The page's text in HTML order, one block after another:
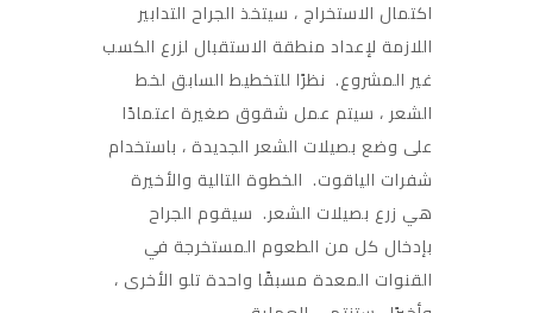
اكتمال الاستخراج ، سيتخذ الجراح التدابير
اللازمة لإعداد منطقة الاستقبال لزرع الكسب
غير المشروع. نظرًا للتخطيط السابق لخط
الشعر ، سيتم عمل شقوق صغيرة اعتمادًا
على وضع بصيلات الشعر الجديدة ، باستخدام
شفرات الياقوت. الخطوة التالية والأخيرة
هي زرع بصيلات الشعر. سيقوم الجراح
بإدخال كل من الطعوم المستخرجة في
القنوات المعدة مسبقًا واحدة تلو الأخرى ،